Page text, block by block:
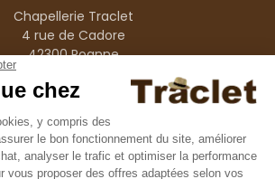
Chapellerie Traclet
4 rue de Cadore
42300 Roanne